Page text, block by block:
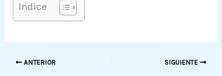
Indice
ANTERIOR SIGUIENTE